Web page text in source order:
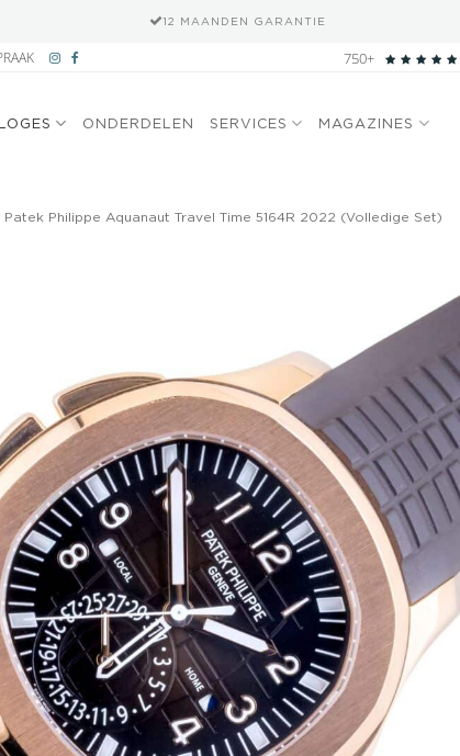
12 MAANDEN GARANTIE
750+
ONDERDELEN SERVICES MAGAZINES
Patek Philippe Aquanaut Travel Time 5164R 2022 (Volledige Set)